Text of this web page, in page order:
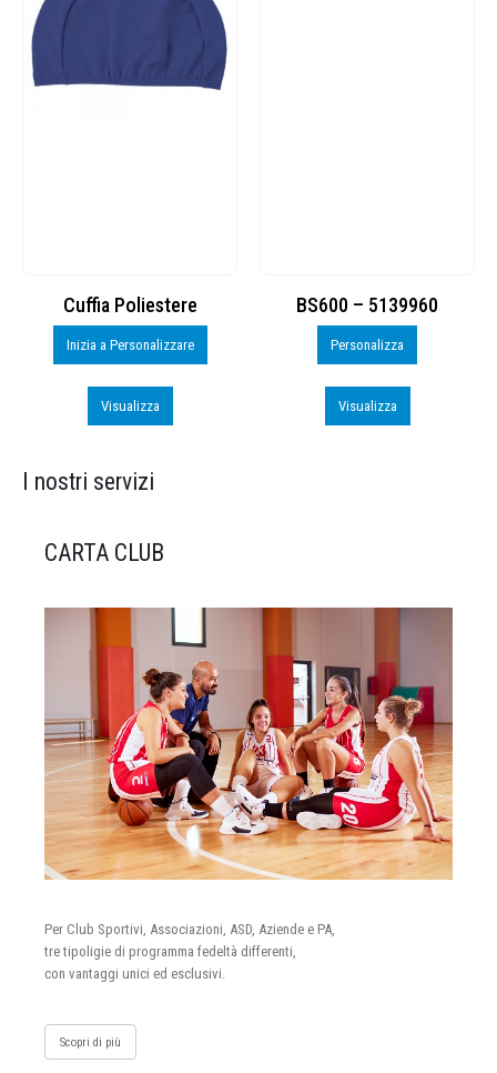
Cuffia Poliestere
Inizia a Personalizzare
Visualizza
BS600 – 5139960
Personalizza
Visualizza
I nostri servizi
CARTA CLUB
Per Club Sportivi, Associazioni, ASD, Aziende e PA,
tre tipoligie di programma fedeltà differenti,
con vantaggi unici ed esclusivi.
Scopri di più